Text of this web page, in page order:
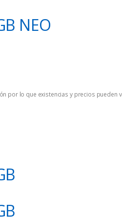
NEO
por lo que existencias y precios pueden